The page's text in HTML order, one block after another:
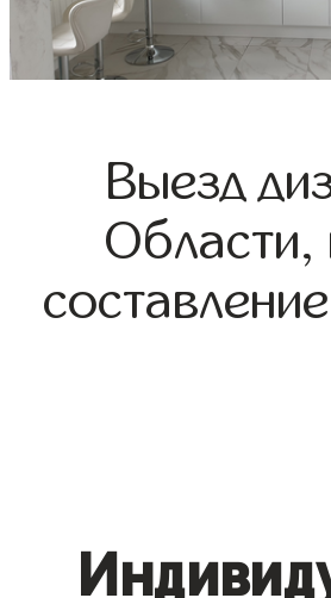
Выезд
Области,